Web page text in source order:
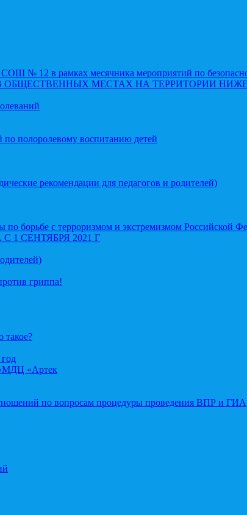
12 в рамках месячника мероприятий по
ОБЩЕСТВЕННЫХ МЕСТАХ НА ТЕРРИТОРИИ
по полоролевому воспитанию детей
рекомендации для педагогов и родителей)
борьбе с терроризмом и экстремизмом Российской
1 СЕНТЯБРЯ 2021 Г
гриппа!
такое?
«МДЦ «Артек
по вопросам процедуры проведения ВПР и ГИА